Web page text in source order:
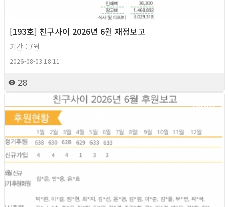
[193호] 친구사이 2026년 6월 재정보고
기간 : 7월
2026-08-03 18:11
28
2026년